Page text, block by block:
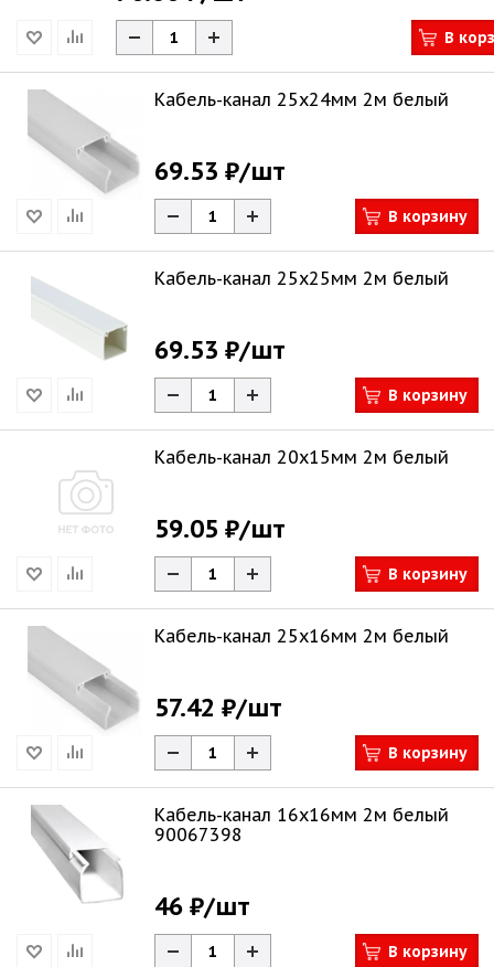
В
Кабель-канал 25х24мм 2м белый
69.53 ₽/шт
В корзину
Кабель-канал 25х25мм 2м белый
69.53 ₽/шт
В корзину
Кабель-канал 20х15мм 2м белый
59.05 ₽/шт
В корзину
Кабель-канал 25х16мм 2м белый
57.42 ₽/шт
В корзину
Кабель-канал 16х16мм 2м белый
90067398
46 ₽/шт
В корзину